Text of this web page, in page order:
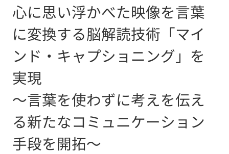
心に思い浮かべた映像を言葉
に変換する脳解読技術「マイ
ンド・キャプショニング」を
実現
～言葉を使わずに考えを伝え
る新たなコミュニケーション
手段を開拓～